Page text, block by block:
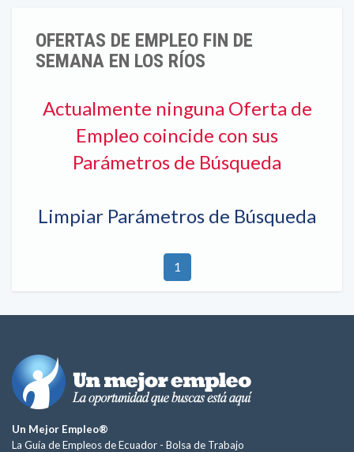
OFERTAS DE EMPLEO FIN DE
SEMANA EN LOS RÍOS
Actualmente ninguna Oferta de
Empleo coincide con sus
Parámetros de Búsqueda
Limpiar Parámetros de Búsqueda
1
Un Mejor Empleo®
La Guía de Empleos de Ecuador - Bolsa de Trabajo